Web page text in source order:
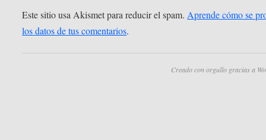
Este sitio usa Akismet para reducir el spam. Aprende cómo se
los datos de tus comentarios.
Creado con orgullo gracias a